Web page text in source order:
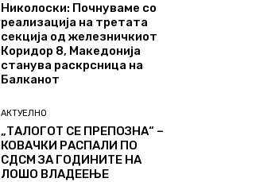
Николоски: Почнуваме со
реализација на третата
секција од железничкиот
Коридор 8, Македонија
станува раскрсница на
Балканот
АКТУЕЛНО
„ТАЛОГОТ СЕ ПРЕПОЗНА“ –
КОВАЧКИ РАСПАЛИ ПО
СДСМ ЗА ГОДИНИТЕ НА
ЛОШО ВЛАДЕЕЊЕ